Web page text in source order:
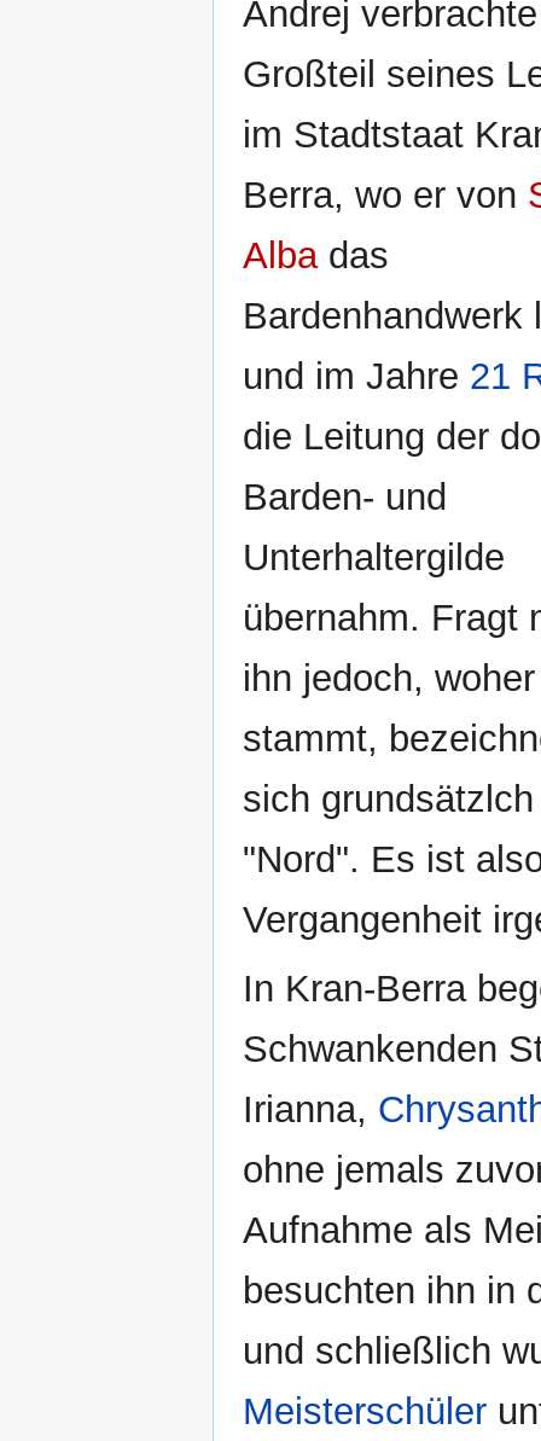
Andrej
Großteil seines
im Stadtstaat
Berra, wo er von
Albadas
Bardenhandwerk
und im Jahre 21
die Leitung der
Barden- und
Unterhaltergilde
übernahm. Fragt
ihn jedoch,
stammt,
sich
"Nord". Es ist
Vergangenheit
In Kran-Berra
Schwankenden
Irianna,
ohne jemals
Aufnahme als
besuchten ihn in
und schließlich
Meisterschüler